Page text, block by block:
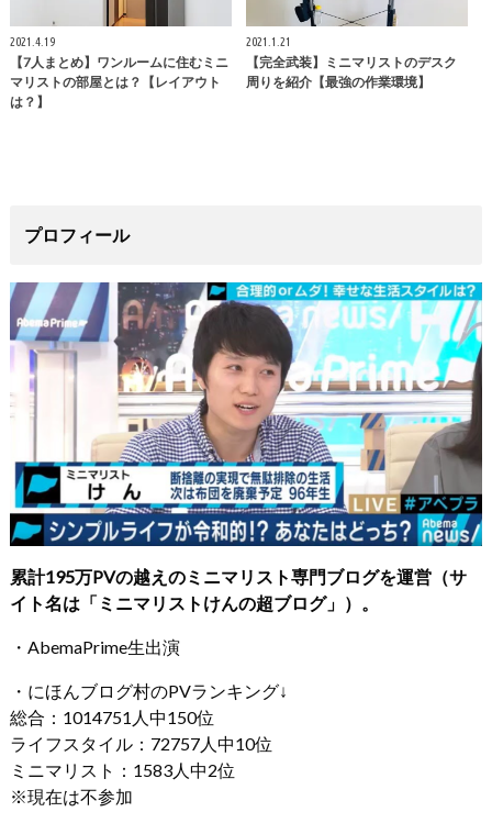
2021.4.19
【7人まとめ】ワンルームに住むミニ
マリストの部屋とは？【レイアウト
は？】
2021.1.21
【完全武装】ミニマリストのデスク
周りを紹介【最強の作業環境】
プロフィール
累計195万PVの越えのミニマリスト専門ブログを運営（サ
イト名は「ミニマリストけんの超ブログ」）。
・AbemaPrime生出演
・にほんブログ村のPVランキング↓
総合：1014751人中150位
ライフスタイル：72757人中10位
ミニマリスト：1583人中2位
※現在は不参加